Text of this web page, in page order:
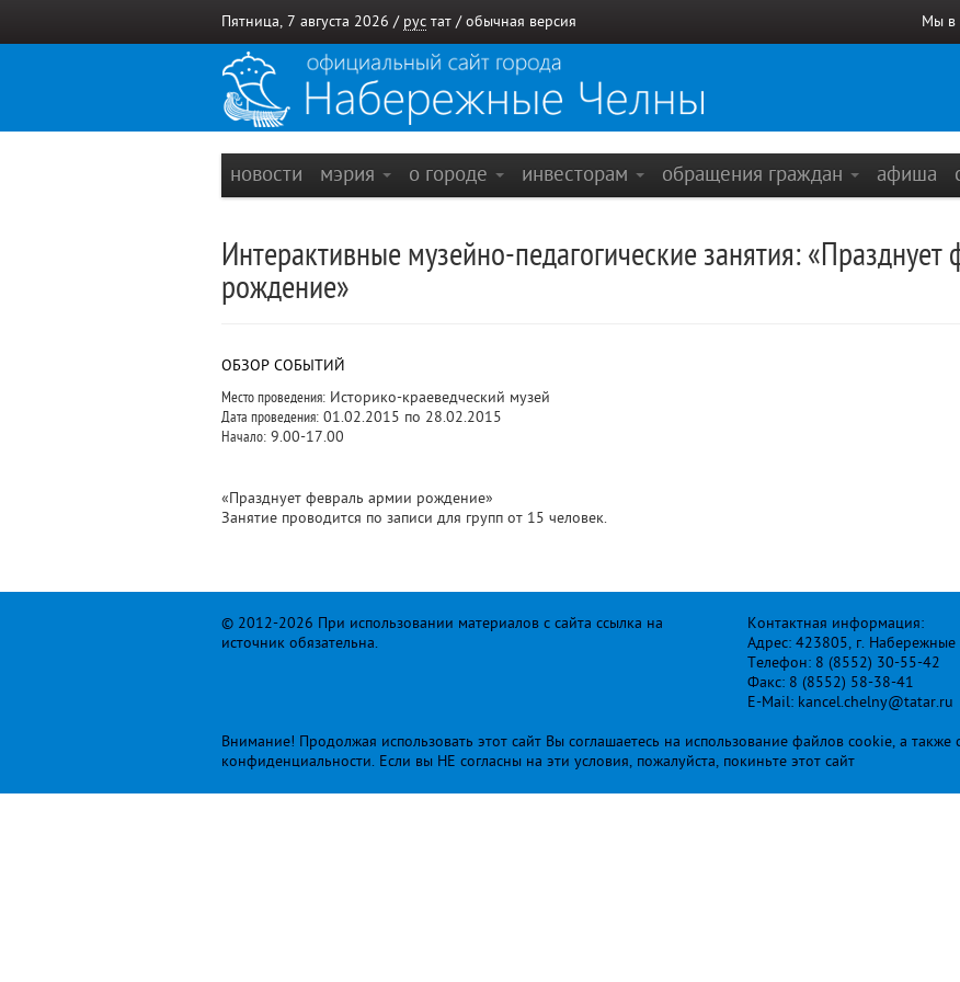
Пятница, 7 августа 2026 / рус тат / обычная версия Мы в
новости мэрия о городе инвесторам обращения граждан афиша
Интерактивные музейно-педагогические занятия: «Празднует
рождение»
ОБЗОР СОБЫТИЙ
Место проведения: Историко-краеведческий музей
Дата проведения: 01.02.2015 по 28.02.2015
Начало: 9.00-17.00
«Празднует февраль армии рождение»
Занятие проводится по записи для групп от 15 человек.
© 2012-2026 При использовании материалов с сайта ссылка на
источник обязательна.
Контактная информация:
Адрес: 423805, г.
Телефон: 8 (8552) 30-55-42
Факс: 8 (8552) 58-38-41
E-Mail: kancel.chelny@tatar.ru
Внимание! Продолжая использовать этот сайт Вы соглашаетесь на использование файлов cookie, а также
конфиденциальности. Если вы НЕ согласны на эти условия, пожалуйста, покиньте этот сайт